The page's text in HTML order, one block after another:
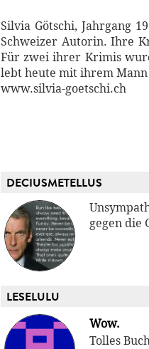
Silvia Götschi, Jahrgang
Schweizer Autorin. Ihre
Für zwei ihrer Krimis
lebt heute mit ihrem
www.silvia-goetschi.ch
DECIUSMETELLUS
gegen die
LESELULU
Wow.
Tolles